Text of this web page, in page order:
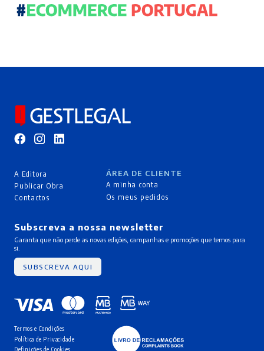
A Editora
Publicar Obra
Contactos
ÁREA DE CLIENTE
A minha conta
Os meus pedidos
Subscreva a nossa newsletter
Garanta que não perde as novas edições, campanhas e promoções que temos para
si.
SUBSCREVA AQUI
Termos e Condições
Política de Privacidade
Definições de Cookies